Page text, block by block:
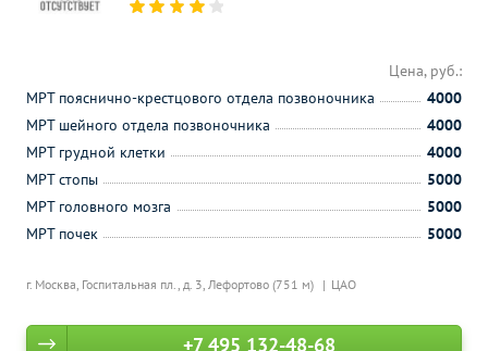
г. Москва, Госпитальная пл., д. 3, Лефортово (751 м) ЦАО
Цена, руб.:
МРТ пояснично-крестцового отдела позвоночника
4000
МРТ шейного отдела позвоночника
4000
МРТ грудной клетки
4000
МРТ стопы
5000
МРТ головного мозга
5000
МРТ почек
5000
+7 495 132-48-68